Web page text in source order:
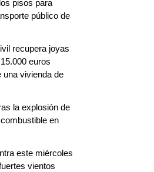
pisos para
público de
recupera joyas
euros
vivienda de
la explosión de
en
este miércoles
vientos